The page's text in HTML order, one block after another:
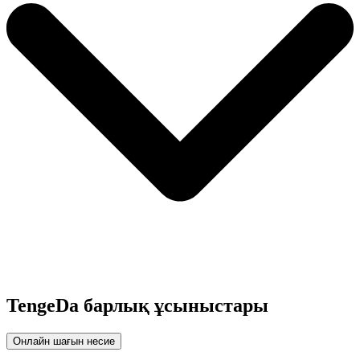
TengeDa барлық ұсыныстары
Онлайн шағын несие